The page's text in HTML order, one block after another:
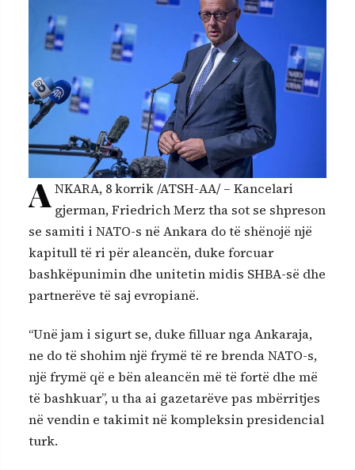
ANKARA, 8 korrik /ATSH-AA/ – Kancelari
gjerman, Friedrich Merz tha sot se shpreson
se samiti i NATO-s në Ankara do të shënojë një
kapitull të ri për aleancën, duke forcuar
bashkëpunimin dhe unitetin midis SHBA-së dhe
partnerëve të saj evropianë.
“Unë jam i sigurt se, duke filluar nga Ankaraja,
ne do të shohim një frymë të re brenda NATO-s,
një frymë që e bën aleancën më të fortë dhe më
të bashkuar”, u tha ai gazetarëve pas mbërritjes
në vendin e takimit në kompleksin presidencial
turk.